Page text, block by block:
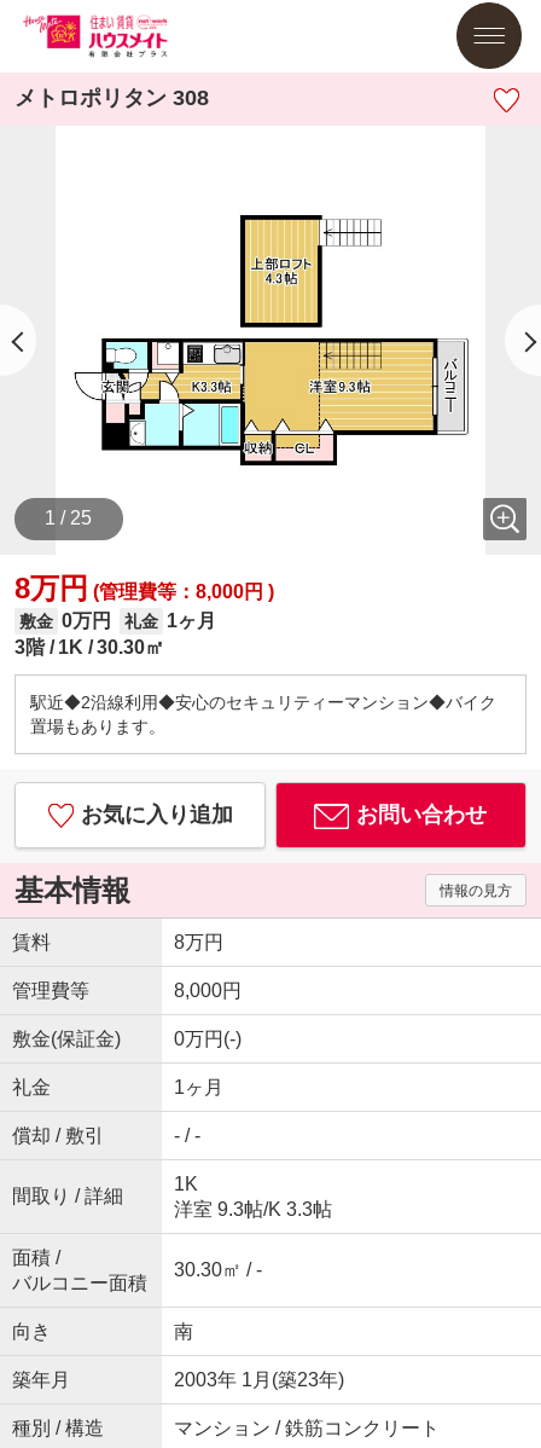
メトロポリタン 308
1 / 25
8万円 (管理費等：8,000円 )
敷金 0万円 礼金 1ヶ月
3階
1K 30.30㎡
駅近◆2沿線利用◆安心のセキュリティーマンション◆バイク
置場もあります。
お気に入り追加 お問い合わせ
基本情報 情報の見方
賃料 8万円
管理費等 8,000円
敷金(保証金) 0万円(-)
礼金 1ヶ月
償却 / 敷引 - / -
間取り / 詳細
1K
洋室 9.3帖/K 3.3帖
面積 /
バルコニー面積
30.30㎡ / -
向き 南
築年月 2003年 1月(築23年)
種別 / 構造 マンション / 鉄筋コンクリート